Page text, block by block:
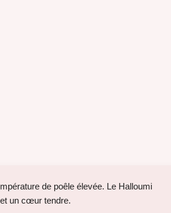
de poêle élevée. Le Halloumi
un cœur tendre.